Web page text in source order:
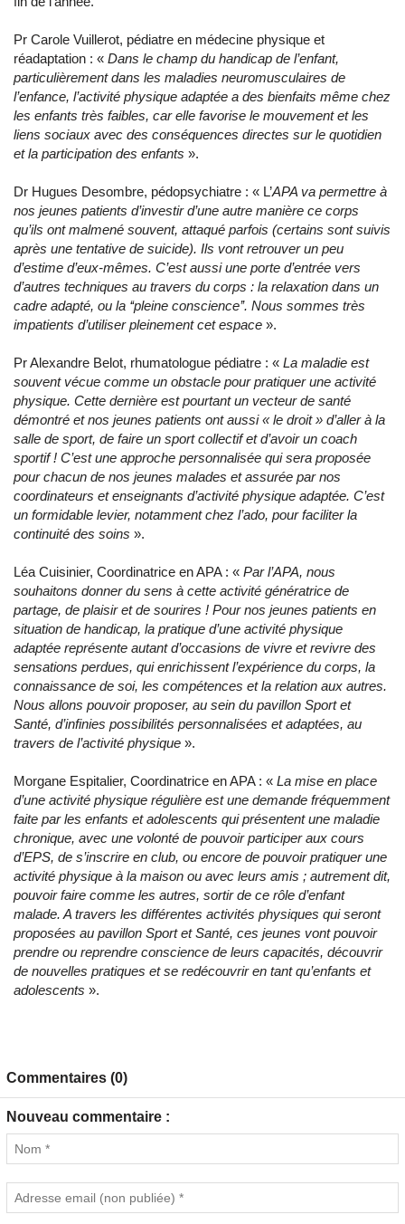
Pr Carole Vuillerot, pédiatre en médecine physique et
réadaptation : « Dans le champ du handicap de l’enfant,
particulièrement dans les maladies neuromusculaires de
l’enfance, l’activité physique adaptée a des bienfaits même chez
les enfants très faibles, car elle favorise le mouvement et les
liens sociaux avec des conséquences directes sur le quotidien
et la participation des enfants ».
Dr Hugues Desombre, pédopsychiatre : « L’APA va permettre à
nos jeunes patients d’investir d’une autre manière ce corps
qu’ils ont malmené souvent, attaqué parfois (certains sont suivis
après une tentative de suicide). Ils vont retrouver un peu
d’estime d’eux-mêmes. C’est aussi une porte d’entrée vers
d’autres techniques au travers du corps : la relaxation dans un
cadre adapté, ou la ‘‘pleine conscience’’. Nous sommes très
impatients d’utiliser pleinement cet espace ».
Pr Alexandre Belot, rhumatologue pédiatre : « La maladie est
souvent vécue comme un obstacle pour pratiquer une activité
physique. Cette dernière est pourtant un vecteur de santé
démontré et nos jeunes patients ont aussi « le droit » d’aller à la
salle de sport, de faire un sport collectif et d’avoir un coach
sportif ! C’est une approche personnalisée qui sera proposée
pour chacun de nos jeunes malades et assurée par nos
coordinateurs et enseignants d’activité physique adaptée. C’est
un formidable levier, notamment chez l’ado, pour faciliter la
continuité des soins ».
Léa Cuisinier, Coordinatrice en APA : « Par l’APA, nous
souhaitons donner du sens à cette activité génératrice de
partage, de plaisir et de sourires ! Pour nos jeunes patients en
situation de handicap, la pratique d’une activité physique
adaptée représente autant d’occasions de vivre et revivre des
sensations perdues, qui enrichissent l’expérience du corps, la
connaissance de soi, les compétences et la relation aux autres.
Nous allons pouvoir proposer, au sein du pavillon Sport et
Santé, d’infinies possibilités personnalisées et adaptées, au
travers de l’activité physique ».
Morgane Espitalier, Coordinatrice en APA : « La mise en place
d’une activité physique régulière est une demande fréquemment
faite par les enfants et adolescents qui présentent une maladie
chronique, avec une volonté de pouvoir participer aux cours
d’EPS, de s’inscrire en club, ou encore de pouvoir pratiquer une
activité physique à la maison ou avec leurs amis ; autrement dit,
pouvoir faire comme les autres, sortir de ce rôle d’enfant
malade. A travers les différentes activités physiques qui seront
proposées au pavillon Sport et Santé, ces jeunes vont pouvoir
prendre ou reprendre conscience de leurs capacités, découvrir
de nouvelles pratiques et se redécouvrir en tant qu’enfants et
adolescents ».
Commentaires (0)
Nouveau commentaire :